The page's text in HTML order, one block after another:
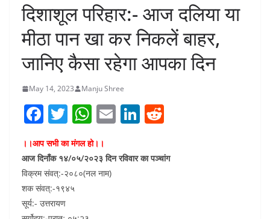
दिशाशूल परिहार:- आज दलिया या
मीठा पान खा कर निकलें बाहर,
जानिए कैसा रहेगा आपका दिन
May 14, 2023 Manju Shree
F
c
e
b
o
T
w
itt
er
W
h
at
s
E
ai
Li
k d
।।आप सभी का मंगल हो।।
आज दिनाँक १४/०५/२०२३ दिन रविवार का पञ्चांग
विक्रम संवत्:-२०८०(नल नाम)
शक संवत्:-१९४५
सूर्य:- उत्तरायण